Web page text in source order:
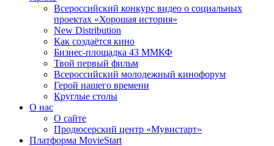
Всероссийский конкурс видео о социальных
проектах «Хорошая история»
New Distribution
Как создаётся кино
Бизнес-площадка 43 ММКФ
Твой первый фильм
Всероссийский молодежный кинофорум
Герой нашего времени
Круглые столы
О нас
О сайте
Продюсерский центр «Мувистарт»
Платформа MovieStart